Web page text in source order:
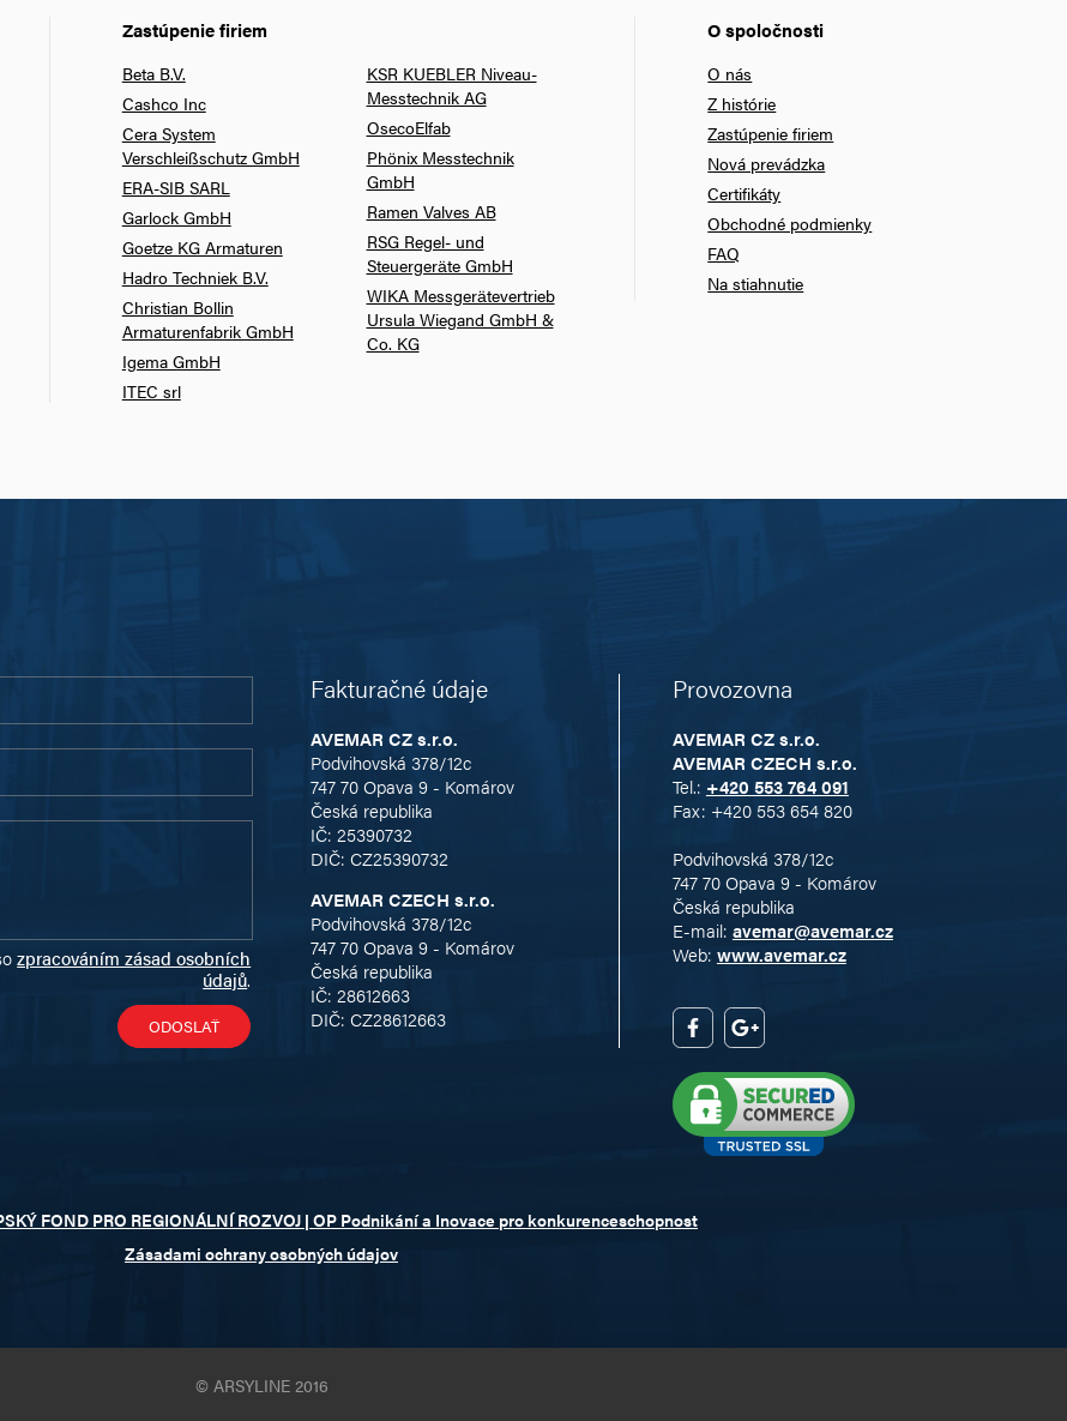
Zastúpenie firiem
Beta B.V.
Cashco Inc
Cera System
Verschleißschutz GmbH
ERA-SIB SARL
Garlock GmbH
Goetze KG Armaturen
Hadro Techniek B.V.
Christian Bollin
Armaturenfabrik GmbH
Igema GmbH
ITEC srl
KSR KUEBLER Niveau-
Messtechnik AG
OsecoElfab
Phönix Messtechnik
GmbH
Ramen Valves AB
RSG Regel- und
Steuergeräte GmbH
WIKA Messgerätevertrieb
Ursula Wiegand GmbH &
Co. KG
O spoločnosti
O nás
Z histórie
Zastúpenie firiem
Nová prevádzka
Certifikáty
Obchodné podmienky
FAQ
Na stiahnutie
zpracováním zásad osobních
údajů.
Fakturačné údaje
AVEMAR CZ s.r.o.
Podvihovská 378/12c
747 70 Opava 9 - Komárov
Česká republika
IČ: 25390732
DIČ: CZ25390732
AVEMAR CZECH s.r.o.
Podvihovská 378/12c
747 70 Opava 9 - Komárov
Česká republika
IČ: 28612663
DIČ: CZ28612663
Provozovna
AVEMAR CZ s.r.o.
AVEMAR CZECH s.r.o.
Tel.: +420 553 764 091
Fax: +420 553 654 820
Podvihovská 378/12c
747 70 Opava 9 - Komárov
Česká republika
E-mail: avemar@avemar.cz
Web: www.avemar.cz
FOND PRO REGIONÁLNÍ ROZVOJ | OP Podnikání a Inovace pro konkurenceschopnost
Zásadami ochrany osobných údajov
© ARSYLINE 2016